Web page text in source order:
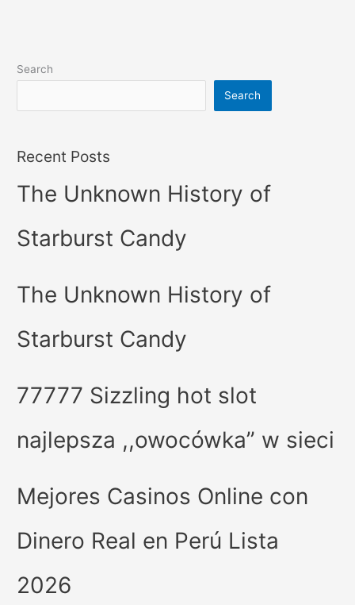
Search
Search
Recent Posts
The Unknown History of
Starburst Candy
The Unknown History of
Starburst Candy
77777 Sizzling hot slot
najlepsza ,,owocówka” w sieci
Mejores Casinos Online con
Dinero Real en Perú Lista
2026